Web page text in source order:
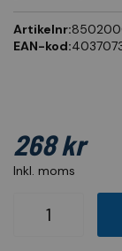
Artikelnr:
EAN-kod:
Inkl. moms
268 kr